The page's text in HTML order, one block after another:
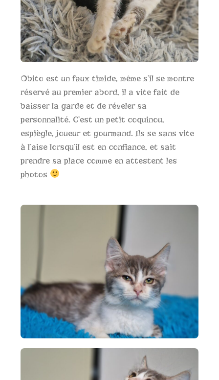
Obito est un faux timide, même s’il se montre
réservé au premier abord, il a vite fait de
baisser la garde et de réveler sa
personnalité. C’est un petit coquinou,
espiègle, joueur et gourmand. Ils se sans vite
à l’aise lorsqu’il est en confiance, et sait
prendre sa place comme en attestent les
photos